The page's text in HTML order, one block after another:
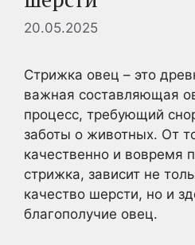
20.05.2025
Стрижка овец – это
важная составляющая
процесс, требующий
заботы о животных. От
качественно и вовремя
стрижка, зависит не
качество шерсти, но и
благополучие овец.